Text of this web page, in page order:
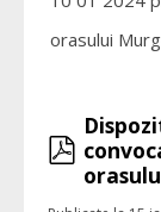
orasului
pdf